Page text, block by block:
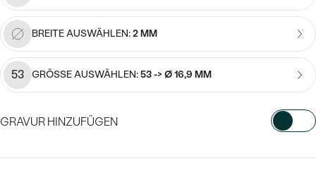
NACH DER FARBE
NACH DER FORM
MASSGEFERTIGTER
DIAMANTEN
Ohrrinnge
Personalisierte
Halsketten
Meistverkaufte
Ringe
BREITE AUSWÄHLEN:2 MM
53 GRÖSSE AUSWÄHLEN:53 -> Ø 16,9 MM
GRAVUR HINZUFÜGEN